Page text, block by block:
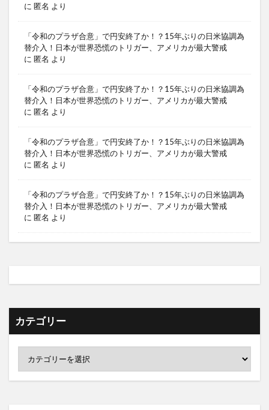
に 匿名 より
「令和のプラザ合意」で円安終了か！？15年ぶりの日米協調為
替介入！日本が世界恐慌のトリガー、アメリカが最大警戒
に 匿名 より
「令和のプラザ合意」で円安終了か！？15年ぶりの日米協調為
替介入！日本が世界恐慌のトリガー、アメリカが最大警戒
に 匿名 より
「令和のプラザ合意」で円安終了か！？15年ぶりの日米協調為
替介入！日本が世界恐慌のトリガー、アメリカが最大警戒
に 匿名 より
「令和のプラザ合意」で円安終了か！？15年ぶりの日米協調為
替介入！日本が世界恐慌のトリガー、アメリカが最大警戒
に 匿名 より
カテゴリー